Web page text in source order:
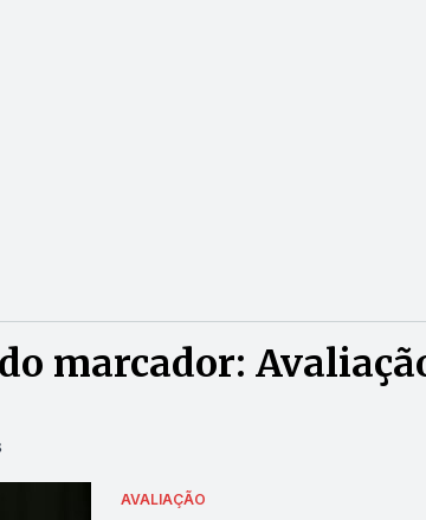
marcador:
AVALIAÇÃO